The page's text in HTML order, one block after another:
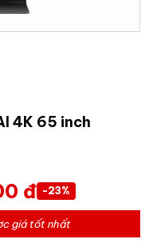
4K 65 inch
đ -23%
giá tốt nhất